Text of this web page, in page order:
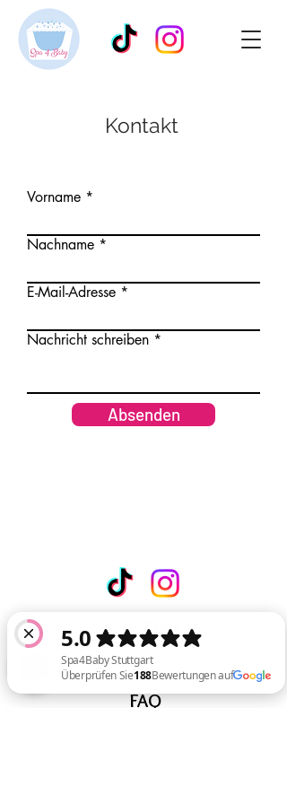
Kontakt
Vorname
Nachname
E-Mail-Adresse
Nachricht schreiben
Absenden
Kontakt
AGB
FAQ